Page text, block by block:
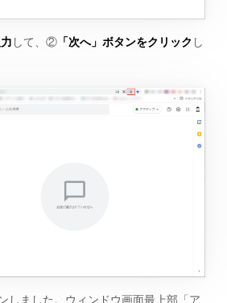
して、②「次へ」ボタンをクリック し
しました。ウィンドウ画面最上部「ア